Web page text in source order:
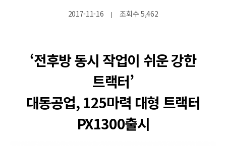
2017-11-16 | 조회수 5,462
‘전후방 동시 작업이 쉬운 강한
트랙터’
대동공업, 125마력 대형 트랙터
PX1300출시